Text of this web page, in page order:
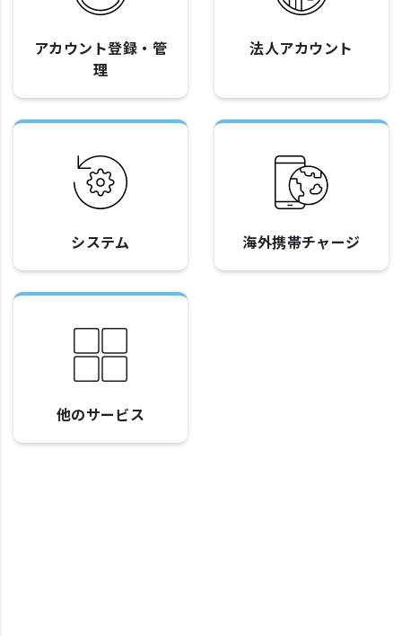
アカウント登録・管
理
法人アカウント
システム 海外携帯チャージ
他のサービス